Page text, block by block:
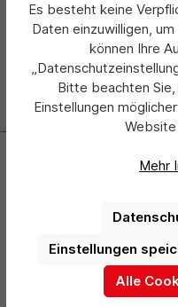
Abonnieren Sie jetzt
erscheinenden
über neue
Zur
info@hermann-
Öffnungszeiten
Mo.–Do.: 08:00 – 17:00 Uhr
Es besteht keine
Daten einzuwilligen,
können Ihre
Bitte beachten
Einstellungen
Mehr
Einstellungen
Alle